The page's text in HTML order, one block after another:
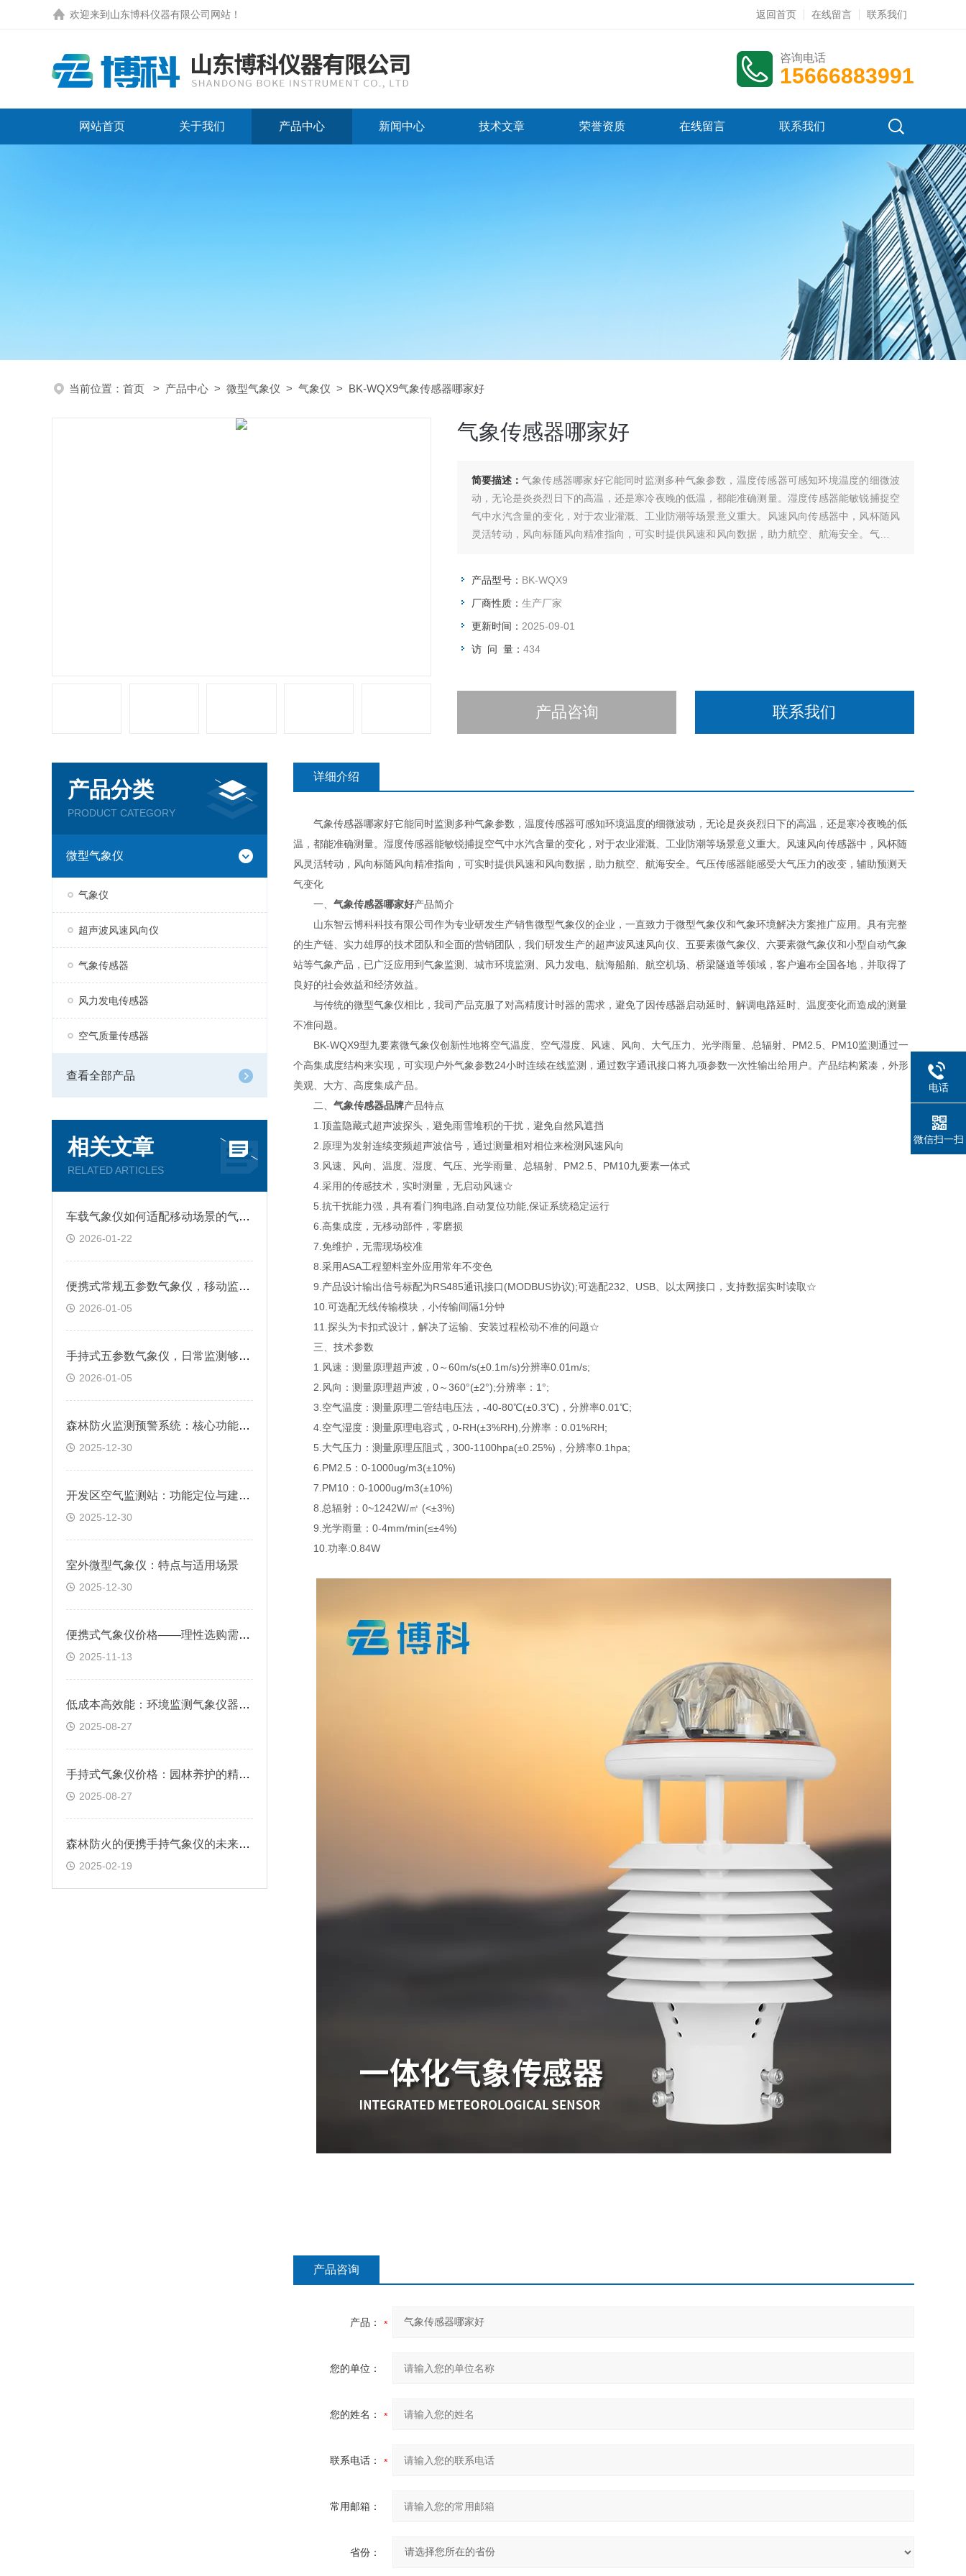
欢迎来到 山东博科仪器有限公司网站 ！ 返回首页 在线留言 联系我们
咨询电话
15666883991
网站首页 关于我们 产品中心 新闻中心 技术文章 荣誉资质 在线留言 联系我们
当前位置： 首页 > 产品中心 > 微型气象仪 > 气象仪 > BK-WQX9气象传感器哪家好
气象传感器哪家好
简要描述： 气象传感器哪家好它能同时监测多种气象参数，温度传感器可感知环境温度的细微波
动，无论是炎炎烈日下的高温，还是寒冷夜晚的低温，都能准确测量。湿度传感器能敏锐捕捉空
气中水汽含量的变化，对于农业灌溉、工业防潮等场景意义重大。风速风向传感器中，风杯随风
灵活转动，风向标随风向精准指向，可实时提供风速和风向数据，助力航空、航海安全。气压传
产品型号： BK-WQX9
厂商性质： 生产厂家
更新时间： 2025-09-01
访 问 量： 434
产品咨询 联系我们
产品分类
PRODUCT CATEGORY
微型气象仪
气象仪
超声波风速风向仪
气象传感器
风力发电传感器
空气质量传感器
查看全部产品
相关文章
RELATED ARTICLES
车载气象仪如何适配移动场景的气象监测需求?
2026-01-22
便携式常规五参数气象仪，移动监测靠谱吗?
2026-01-05
手持式五参数气象仪，日常监测够用吗?
2026-01-05
森林防火监测预警系统：核心功能与应用价值
2025-12-30
开发区空气监测站：功能定位与建设要点
2025-12-30
室外微型气象仪：特点与适用场景
2025-12-30
便携式气象仪价格——理性选购需兼顾性能与需求
2025-11-13
低成本高效能：环境监测气象仪器的性价比之选
2025-08-27
手持式气象仪价格：园林养护的精准气候参考
2025-08-27
森林防火的便携手持气象仪的未来发展方向
2025-02-19
详细介绍
气象传感器哪家好它能同时监测多种气象参数，温度传感器可感知环境温度的细微波动，无论是炎炎烈日下的高温，还是寒冷夜晚的低
温，都能准确测量。湿度传感器能敏锐捕捉空气中水汽含量的变化，对于农业灌溉、工业防潮等场景意义重大。风速风向传感器中，风杯随
风灵活转动，风向标随风向精准指向，可实时提供风速和风向数据，助力航空、航海安全。气压传感器能感受大气压力的改变，辅助预测天
气变化
一、 气象传感器哪家好产品简介
山东智云博科科技有限公司作为专业研发生产销售微型气象仪的企业，一直致力于微型气象仪和气象环境解决方案推广应用。具有完整
的生产链、实力雄厚的技术团队和全面的营销团队，我们研发生产的超声波风速风向仪、五要素微气象仪、六要素微气象仪和小型自动气象
站等气象产品，已广泛应用到气象监测、城市环境监测、风力发电、航海船舶、航空机场、桥梁隧道等领域，客户遍布全国各地，并取得了
良好的社会效益和经济效益。
与传统的微型气象仪相比，我司产品克服了对高精度计时器的需求，避免了因传感器启动延时、解调电路延时、温度变化而造成的测量
不准问题。
BK-WQX9型九要素微气象仪创新性地将空气温度、空气湿度、风速、风向、大气压力、光学雨量、总辐射、PM2.5、PM10监测通过一
个高集成度结构来实现，可实现户外气象参数24小时连续在线监测，通过数字通讯接口将九项参数一次性输出给用户。产品结构紧凑，外形
美观、大方、高度集成产品。
二、 气象传感器品牌产品特点
1.顶盖隐藏式超声波探头，避免雨雪堆积的干扰，避免自然风遮挡
2.原理为发射连续变频超声波信号，通过测量相对相位来检测风速风向
3.风速、风向、温度、湿度、气压、光学雨量、总辐射、PM2.5、PM10九要素一体式
4.采用的传感技术，实时测量，无启动风速☆
5.抗干扰能力强，具有看门狗电路,自动复位功能,保证系统稳定运行
6.高集成度，无移动部件，零磨损
7.免维护，无需现场校准
8.采用ASA工程塑料室外应用常年不变色
9.产品设计输出信号标配为RS485通讯接口(MODBUS协议);可选配232、USB、以太网接口，支持数据实时读取☆
10.可选配无线传输模块，小传输间隔1分钟
11.探头为卡扣式设计，解决了运输、安装过程松动不准的问题☆
三、技术参数
1.风速：测量原理超声波，0～60m/s(±0.1m/s)分辨率0.01m/s;
2.风向：测量原理超声波，0～360°(±2°);分辨率：1°;
3.空气温度：测量原理二管结电压法，-40-80℃(±0.3℃)，分辨率0.01℃;
4.空气湿度：测量原理电容式，0-RH(±3%RH),分辨率：0.01%RH;
5.大气压力：测量原理压阻式，300-1100hpa(±0.25%)，分辨率0.1hpa;
6.PM2.5：0-1000ug/m3(±10%)
7.PM10：0-1000ug/m3(±10%)
8.总辐射：0~1242W/㎡ (<±3%)
9.光学雨量：0-4mm/min(≤±4%)
10.功率:0.84W
产品咨询
产品：
您的单位：
您的姓名：
联系电话：
常用邮箱：
省份：
电话
微信扫一扫